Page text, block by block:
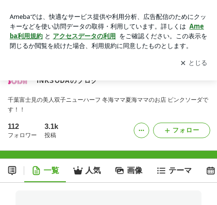
DAのブログアプリをダウンロードして ブログの更新通知
を受け取りまし
ょう。
開く
INKSODAのブログ
千葉富士見の美人双子ニューハーフ 冬海ママ夏海ママのお店 ピンクソーダで
す！！
112
フォロワー
3.1k
投稿
フォロー
一覧 人気 画像 テーマ